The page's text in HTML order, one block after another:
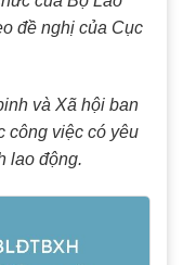
đề nghị của Cục
và Xã hội ban
công việc có yêu
lao động.